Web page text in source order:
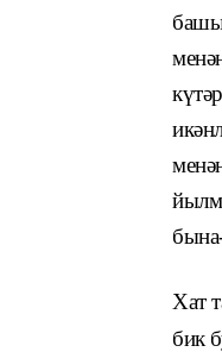
Хат
бик